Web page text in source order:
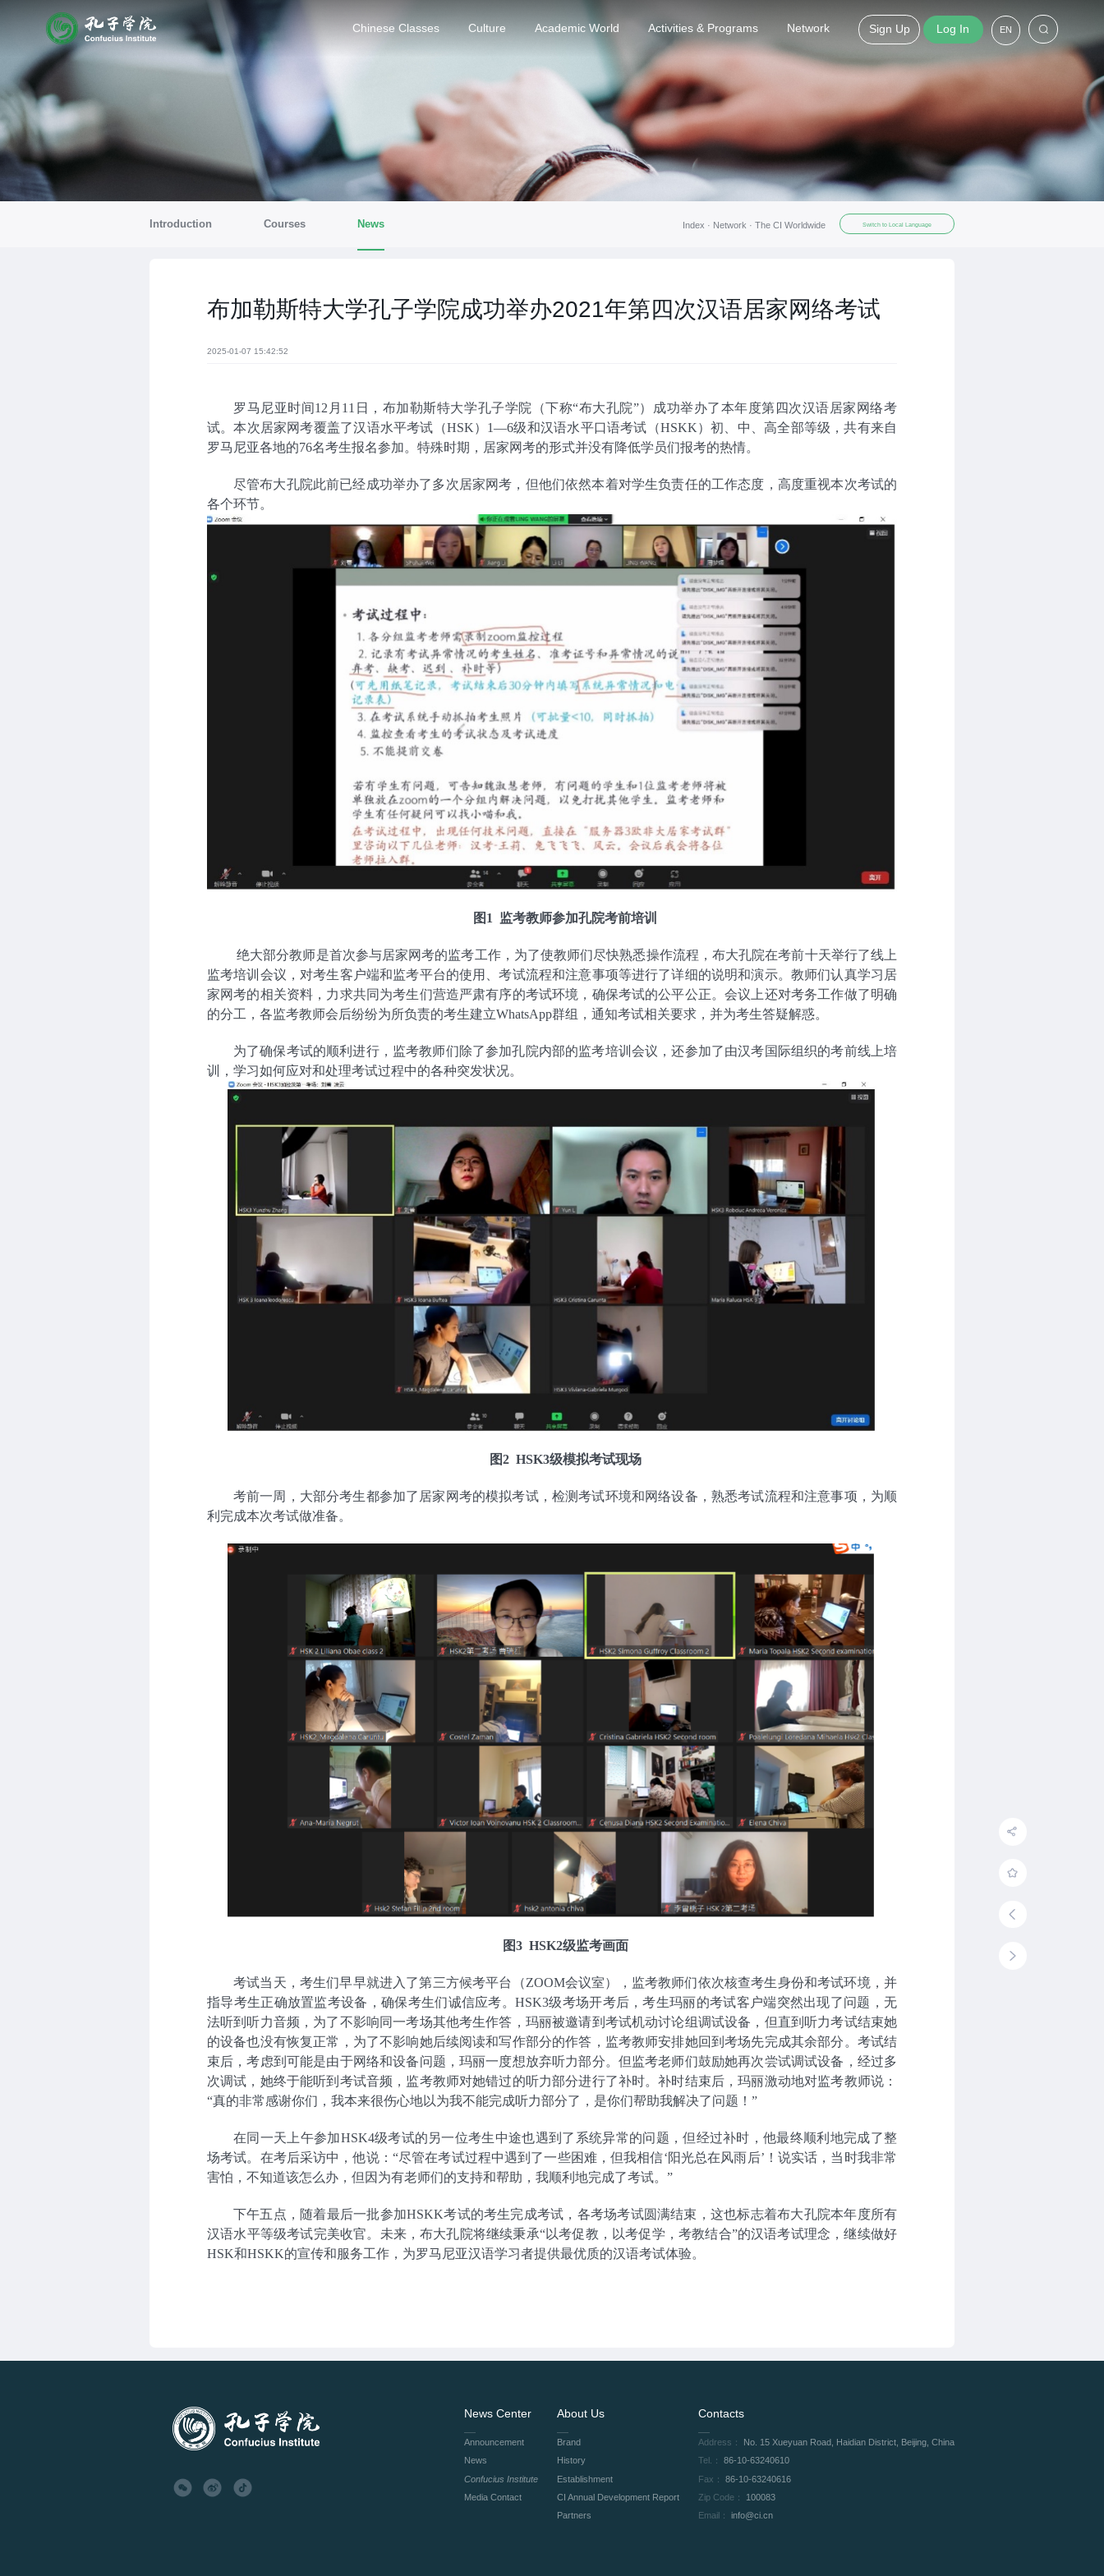
Chinese Classes Culture Academic World Activities & Programs Network Sign Up Log In EN
Introduction Courses News Index · Network ·The CI Worldwide Switch to Local Language
布加勒斯特大学孔子学院成功举办2021年第四次汉语居家网络考试
2025-01-07 15:42:52
罗马尼亚时间12月11日，布加勒斯特大学孔子学院（下称“布大孔院”）成功举办了本年度第四次汉语居家网络考
试。本次居家网考覆盖了汉语水平考试（HSK）1—6级和汉语水平口语考试（HSKK）初、中、高全部等级，共有来自
罗马尼亚各地的76名考生报名参加。特殊时期，居家网考的形式并没有降低学员们报考的热情。
尽管布大孔院此前已经成功举办了多次居家网考，但他们依然本着对学生负责任的工作态度，高度重视本次考试的
各个环节。
图1 监考教师参加孔院考前培训
绝大部分教师是首次参与居家网考的监考工作，为了使教师们尽快熟悉操作流程，布大孔院在考前十天举行了线上
监考培训会议，对考生客户端和监考平台的使用、考试流程和注意事项等进行了详细的说明和演示。教师们认真学习居
家网考的相关资料，力求共同为考生们营造严肃有序的考试环境，确保考试的公平公正。会议上还对考务工作做了明确
的分工，各监考教师会后纷纷为所负责的考生建立WhatsApp群组，通知考试相关要求，并为考生答疑解惑。
为了确保考试的顺利进行，监考教师们除了参加孔院内部的监考培训会议，还参加了由汉考国际组织的考前线上培
训，学习如何应对和处理考试过程中的各种突发状况。
图2 HSK3级模拟考试现场
考前一周，大部分考生都参加了居家网考的模拟考试，检测考试环境和网络设备，熟悉考试流程和注意事项，为顺
利完成本次考试做准备。
图3 HSK2级监考画面
考试当天，考生们早早就进入了第三方候考平台（ZOOM会议室），监考教师们依次核查考生身份和考试环境，并
指导考生正确放置监考设备，确保考生们诚信应考。HSK3级考场开考后，考生玛丽的考试客户端突然出现了问题，无
法听到听力音频，为了不影响同一考场其他考生作答，玛丽被邀请到考试机动讨论组调试设备，但直到听力考试结束她
的设备也没有恢复正常，为了不影响她后续阅读和写作部分的作答，监考教师安排她回到考场先完成其余部分。考试结
束后，考虑到可能是由于网络和设备问题，玛丽一度想放弃听力部分。但监考老师们鼓励她再次尝试调试设备，经过多
次调试，她终于能听到考试音频，监考教师对她错过的听力部分进行了补时。补时结束后，玛丽激动地对监考教师说：
“真的非常感谢你们，我本来很伤心地以为我不能完成听力部分了，是你们帮助我解决了问题！”
在同一天上午参加HSK4级考试的另一位考生中途也遇到了系统异常的问题，但经过补时，他最终顺利地完成了整
场考试。在考后采访中，他说：“尽管在考试过程中遇到了一些困难，但我相信‘阳光总在风雨后’！说实话，当时我非常
害怕，不知道该怎么办，但因为有老师们的支持和帮助，我顺利地完成了考试。”
下午五点，随着最后一批参加HSKK考试的考生完成考试，各考场考试圆满结束，这也标志着布大孔院本年度所有
汉语水平等级考试完美收官。未来，布大孔院将继续秉承“以考促教，以考促学，考教结合”的汉语考试理念，继续做好
HSK和HSKK的宣传和服务工作，为罗马尼亚汉语学习者提供最优质的汉语考试体验。
News Center
Announcement
News
Confucius Institute
Media Contact
About Us
Brand
History
Establishment
CI Annual Development Report
Partners
Contacts
Address：
No. 15 Xueyuan Road, Haidian District, Beijing, China
Tel.：
86-10-63240610
Fax：
86-10-63240616
Zip Code：
100083
Email：
info@ci.cn